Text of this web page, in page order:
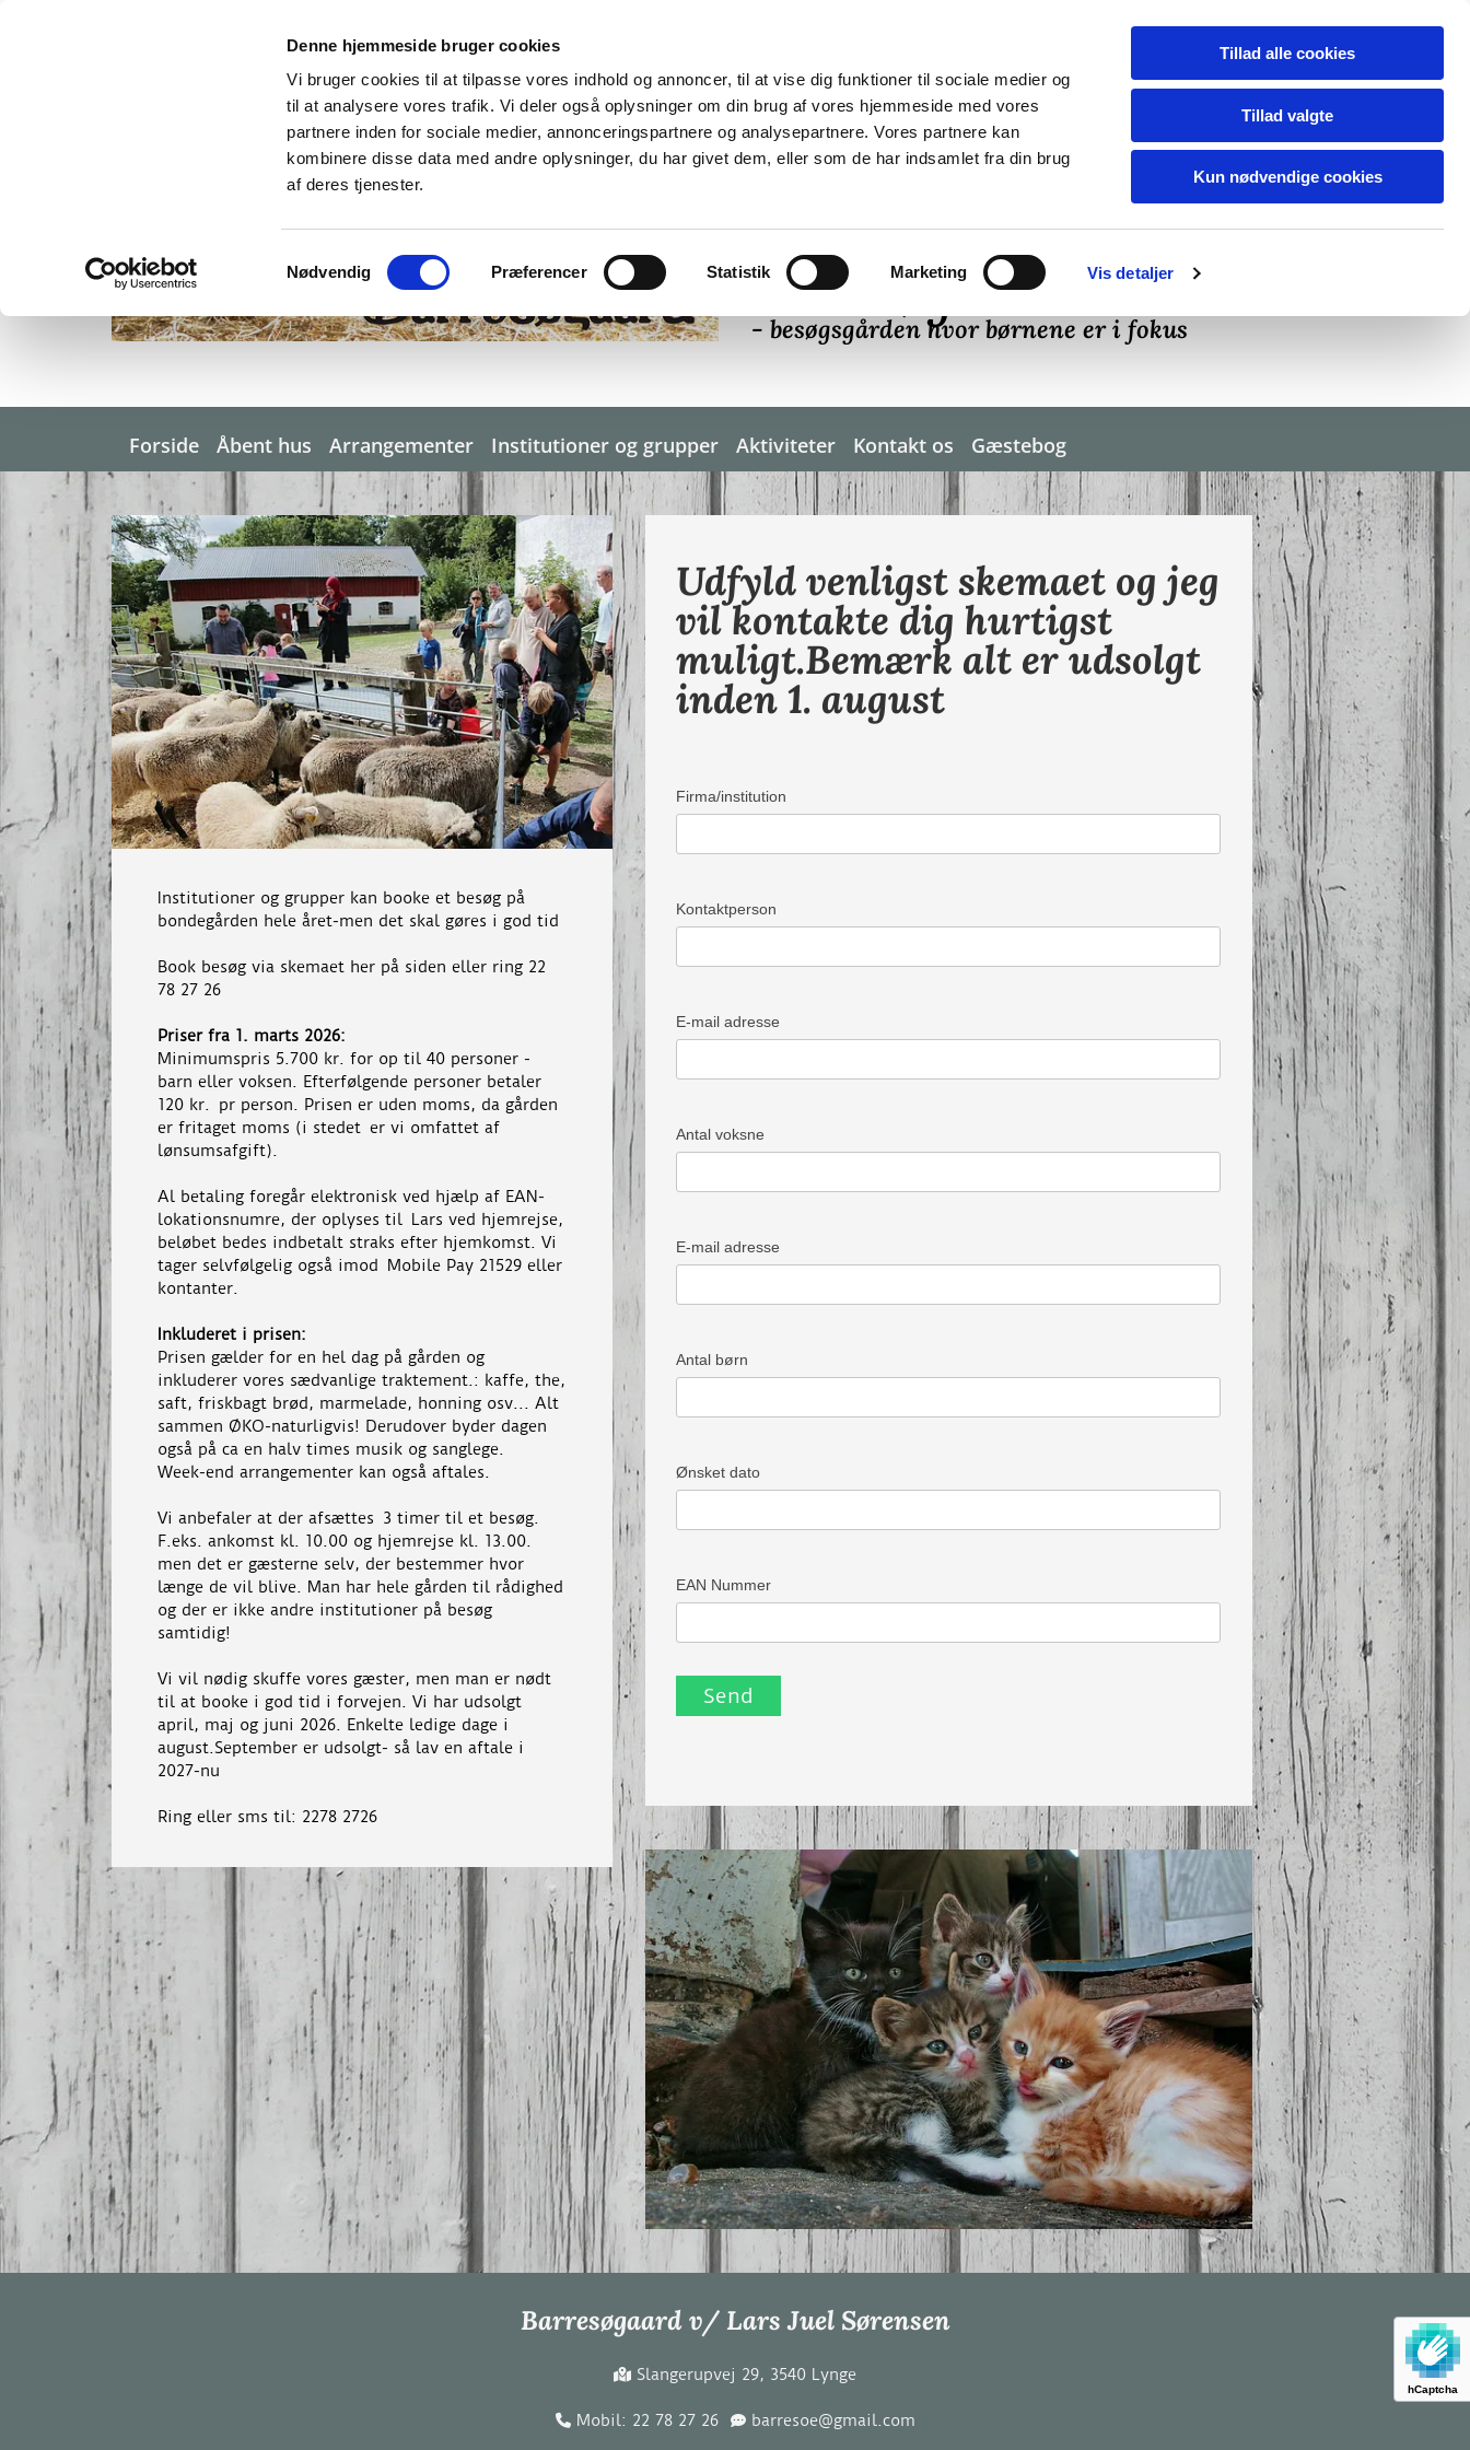
Denne hjemmeside bruger cookies
Vi bruger cookies til at tilpasse vores indhold og annoncer, til at vise dig funktioner til sociale medier og
til at analysere vores trafik. Vi deler også oplysninger om din brug af vores hjemmeside med vores
partnere inden for sociale medier, annonceringspartnere og analysepartnere. Vores partnere kan
kombinere disse data med andre oplysninger, du har givet dem, eller som de har indsamlet fra din brug
af deres tjenester.
Nødvendig Præferencer Statistik Marketing Vis detaljer
Tillad alle cookies
Tillad valgte
Kun nødvendige cookies
Barresøgaard
- besøgsgården hvor børnene er i fokus
Forside Åbent hus Arrangementer Institutioner og grupper Aktiviteter Kontakt os Gæstebog
Institutioner og grupper kan booke et besøg på
bondegården hele året-men det skal gøres i god tid
Book besøg via skemaet her på siden eller ring 22
78 27 26
Priser fra 1. marts 2026:
Minimumspris 5.700 kr. for op til 40 personer -
barn eller voksen. Efterfølgende personer betaler
120 kr. pr person. Prisen er uden moms, da gården
er fritaget moms (i stedet er vi omfattet af
lønsumsafgift).
Al betaling foregår elektronisk ved hjælp af EAN-
lokationsnumre, der oplyses til Lars ved hjemrejse,
beløbet bedes indbetalt straks efter hjemkomst. Vi
tager selvfølgelig også imod Mobile Pay 21529 eller
kontanter.
Inkluderet i prisen:
Prisen gælder for en hel dag på gården og
inkluderer vores sædvanlige traktement.: kaffe, the,
saft, friskbagt brød, marmelade, honning osv... Alt
sammen ØKO-naturligvis! Derudover byder dagen
også på ca en halv times musik og sanglege.
Week-end arrangementer kan også aftales.
Vi anbefaler at der afsættes 3 timer til et besøg.
F.eks. ankomst kl. 10.00 og hjemrejse kl. 13.00.
men det er gæsterne selv, der bestemmer hvor
længe de vil blive. Man har hele gården til rådighed
og der er ikke andre institutioner på besøg
samtidig!
Vi vil nødig skuffe vores gæster, men man er nødt
til at booke i god tid i forvejen. Vi har udsolgt
april, maj og juni 2026. Enkelte ledige dage i
august.September er udsolgt- så lav en aftale i
2027-nu
Ring eller sms til: 2278 2726
Udfyld venligst skemaet og jeg
vil kontakte dig hurtigst
muligt.Bemærk alt er udsolgt
inden 1. august
Firma/institution
Kontaktperson
E-mail adresse
Antal voksne
E-mail adresse
Antal børn
Ønsket dato
EAN Nummer
hCaptcha
Barresøgaard v/ Lars Juel Sørensen
 Slangerupvej 29, 3540 Lynge
Mobil: 22 78 27 26  barresoe@gmail.com